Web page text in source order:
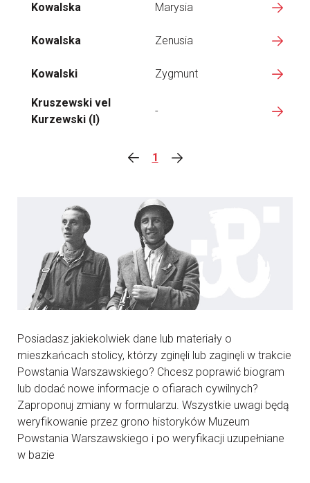
Kowalska Marysia
Kowalska Zenusia
Kowalski Zygmunt
Kruszewski vel
Kurzewski (I)
-
1
Posiadasz jakiekolwiek dane lub materiały o
mieszkańcach stolicy, którzy zginęli lub zaginęli w trakcie
Powstania Warszawskiego? Chcesz poprawić biogram
lub dodać nowe informacje o ofiarach cywilnych?
Zaproponuj zmiany w formularzu. Wszystkie uwagi będą
weryfikowanie przez grono historyków Muzeum
Powstania Warszawskiego i po weryfikacji uzupełniane
w bazie